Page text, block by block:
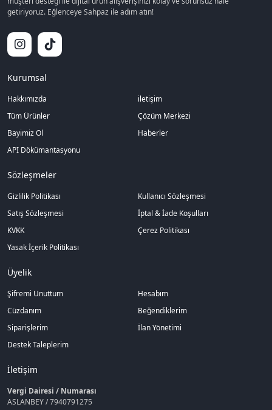
getiriyoruz. Eğlenceye Sahpaz ile adım atın!
Kurumsal
Hakkımızda
iletişim
Tüm Ürünler
Çözüm Merkezi
Bayimiz Ol
Haberler
API Dökümantasyonu
Sözleşmeler
Gizlilik Politikası
Kullanıcı Sözleşmesi
Satış Sözleşmesi
İptal & İade Koşulları
KVKK
Çerez Politikası
Yasak İçerik Politikası
Üyelik
Şifremi Unuttum
Hesabım
Cüzdanım
Beğendiklerim
Siparişlerim
İlan Yönetimi
Destek Taleplerim
İletişim
Vergi Dairesi / Numarası
ASLANBEY / 7940791275